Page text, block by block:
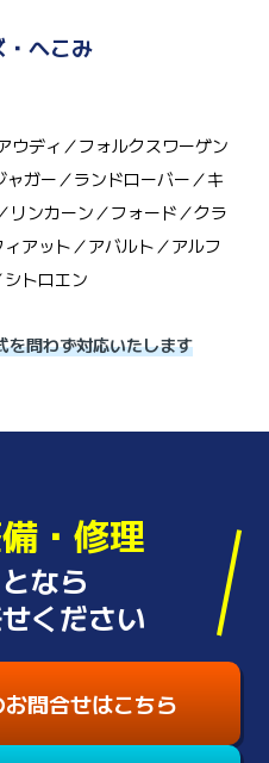
へこみ
ウディ／フォルクスワーゲン
ガー／ランドローバー／キ
リンカーン／フォード／クラ
アット／アバルト／アルフ
トロエン
を問わず対応いたします
・修理
なら
ください
問合せはこちら